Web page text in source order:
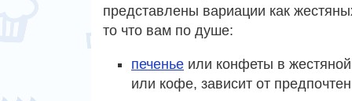
представлены вариации как
то что вам по душе:
печенье или конфеты в
или кофе, зависит от